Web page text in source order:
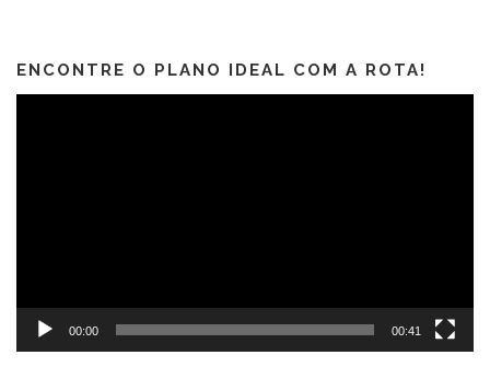
ENCONTRE O PLANO IDEAL COM A ROTA!
00:00 00:41